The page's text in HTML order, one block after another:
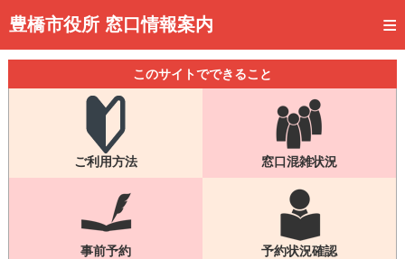
豊橋市役所 窓口情報案内
トップページ
ご利用方法
予約状況確認
窓口混雑状況
待ち状況確認
交付状況確認
このサイトでできること
ご利用方法 窓口混雑状況
事前予約 予約状況確認